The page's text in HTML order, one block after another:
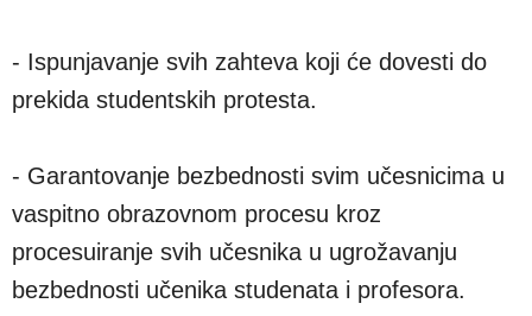
- Ispunjavanje svih zahteva koji će dovesti do
prekida studentskih protesta.
- Garantovanje bezbednosti svim učesnicima u
vaspitno obrazovnom procesu kroz
procesuiranje svih učesnika u ugrožavanju
bezbednosti učenika studenata i profesora.